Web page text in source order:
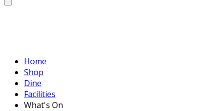
Home
Shop
Dine
Facilities
What's On